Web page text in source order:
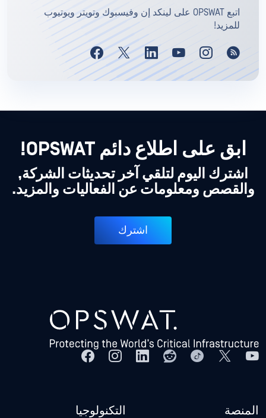
اتبع OPSWAT على لينكد إن وفيسبوك وتويتر ويوتيوب
للمزيد!
ابق على اطلاع دائم OPSWAT!
اشترك اليوم لتلقي آخر تحديثات الشركة,
والقصص ومعلومات عن الفعاليات والمزيد.
اشترك
المنصة التكنولوجيا